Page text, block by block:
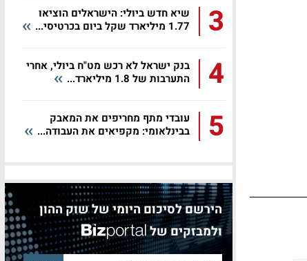
3
שיא חדש ביולי: הישראלים הוציאו
1.77 מיליארד שקל ביום בכרטיסי...
4
בנק ישראל לא רכש מט"ח ביולי, אחרי
התערבות של 1.8 מיליארד...
5
עובדי מתף מחריפים את המאבק
בבינלאומי: מקפיאים את העבודה...
הירשם לסיכום היומי של שוק ההון
ולמבזקים של